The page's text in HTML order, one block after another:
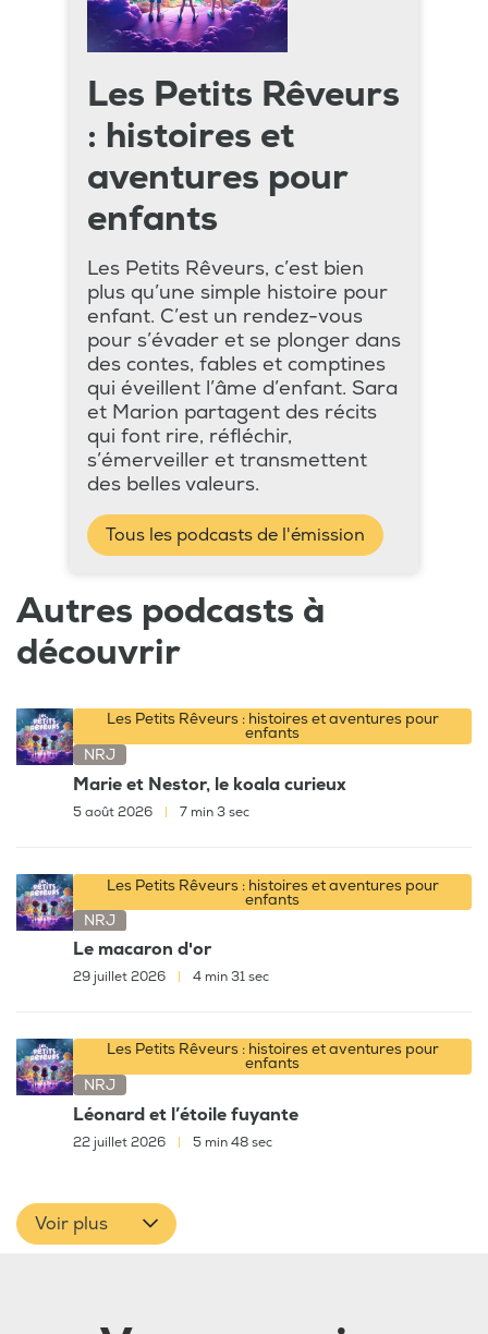
Les Petits Rêveurs
: histoires et
aventures pour
enfants
Les Petits Rêveurs, c’est bien
plus qu’une simple histoire pour
enfant. C’est un rendez-vous
pour s’évader et se plonger dans
des contes, fables et comptines
qui éveillent l’âme d’enfant. Sara
et Marion partagent des récits
qui font rire, réfléchir,
s’émerveiller et transmettent
des belles valeurs.
Tous les podcasts de l'émission
Autres podcasts à
découvrir
Les Petits Rêveurs : histoires et aventures pour
enfants
NRJ
Marie et Nestor, le koala curieux
5 août 2026 7 min 3 sec
Les Petits Rêveurs : histoires et aventures pour
enfants
NRJ
Le macaron d'or
29 juillet 2026 4 min 31 sec
Les Petits Rêveurs : histoires et aventures pour
enfants
NRJ
Léonard et l’étoile fuyante
22 juillet 2026 5 min 48 sec
Voir plus